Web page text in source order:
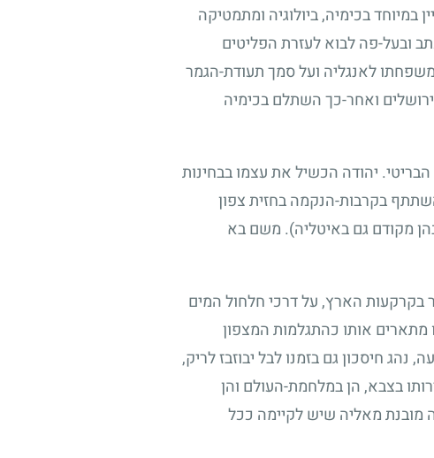
בכימיה, ביולוגיה ומתמטיקה
ובעל-פה לבוא לעזרת הפליטים
לאנגליה ועל סמך תעודת-הגמר
ואחר-כך השתלם בכימיה
יהודה הכשיל את עצמו בבחינות
בקרבות-הנקמה בחזית צפון
מקודם גם באיטליה). משם בא
בקרקעות הארץ, על דרכי חלחול המים
מתארים אותו כהתגלמות המצפון
חיסכון גם בזמנו לבל יבוזבז לריק,
בצבא, הן במלחמת-העולם והן
מובנת מאליה שיש לקיימה ככל